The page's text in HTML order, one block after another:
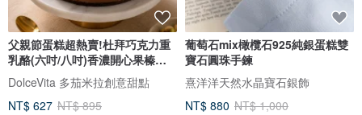
父親節蛋糕超熱賣!杜拜巧克力重
乳酪(六吋/八吋)香濃開心果榛果
醬
DolceVita 多茄米拉創意甜點
NT$ 627 NT$ 895
葡萄石mix橄欖石925純銀蛋糕雙
寶石圓珠手鍊
熹洋洋天然水晶寶石銀飾
NT$ 880 NT$ 1,000